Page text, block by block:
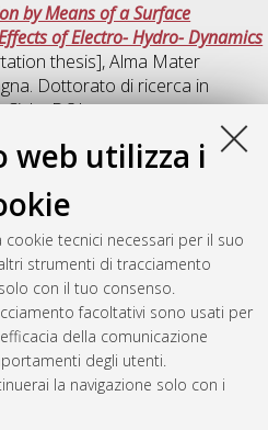
web utilizza i
tecnici necessari per il suo
strumenti di tracciamento
con il tuo consenso.
facoltativi sono usati per
della comunicazione
degli utenti.
la navigazione solo con i
by Means of a Surface
of Electro- Hydro- Dynamics
thesis], Alma Mater
Dottorato di ricerca in
Ciclo. DOI
and Experimental Analysis
Phase Cascaded H-Bridge
thesis], Alma Mater
Dottorato di ricerca in
Ciclo. DOI
7817.
ilFri Aug 7 20:48:40 2026 CEST